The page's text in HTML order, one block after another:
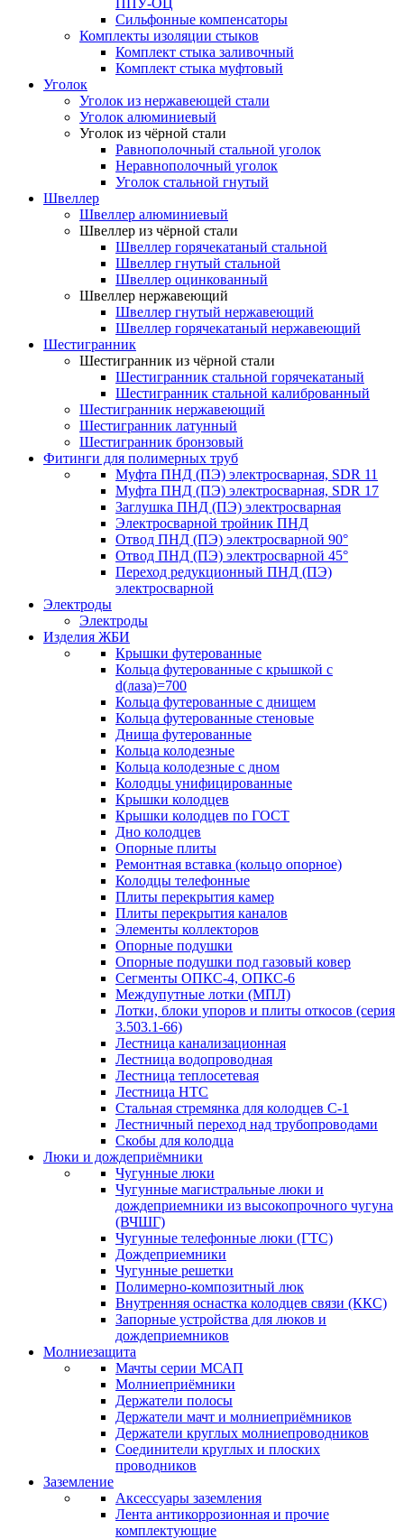
ППУ-ОЦ
Сильфонные компенсаторы
Комплекты изоляции стыков
Комплект стыка заливочный
Комплект стыка муфтовый
Уголок
Уголок из нержавеющей стали
Уголок алюминиевый
Уголок из чёрной стали
Равнополочный стальной уголок
Неравнополочный уголок
Уголок стальной гнутый
Швеллер
Швеллер алюминиевый
Швеллер из чёрной стали
Швеллер горячекатаный стальной
Швеллер гнутый стальной
Швеллер оцинкованный
Швеллер нержавеющий
Швеллер гнутый нержавеющий
Швеллер горячекатаный нержавеющий
Шестигранник
Шестигранник из чёрной стали
Шестигранник стальной горячекатаный
Шестигранник стальной калиброванный
Шестигранник нержавеющий
Шестигранник латунный
Шестигранник бронзовый
Фитинги для полимерных труб
Муфта ПНД (ПЭ) электросварная, SDR 11
Муфта ПНД (ПЭ) электросварная, SDR 17
Заглушка ПНД (ПЭ) электросварная
Электросварной тройник ПНД
Отвод ПНД (ПЭ) электросварной 90°
Отвод ПНД (ПЭ) электросварной 45°
Переход редукционный ПНД (ПЭ)
электросварной
Электроды
Электроды
Изделия ЖБИ
Крышки футерованные
Кольца футерованные с крышкой с
d(лаза)=700
Кольца футерованные с днищем
Кольца футерованные стеновые
Днища футерованные
Кольца колодезные
Кольца колодезные с дном
Колодцы унифицированные
Крышки колодцев
Крышки колодцев по ГОСТ
Дно колодцев
Опорные плиты
Ремонтная вставка (кольцо опорное)
Колодцы телефонные
Плиты перекрытия камер
Плиты перекрытия каналов
Элементы коллекторов
Опорные подушки
Опорные подушки под газовый ковер
Сегменты ОПКС-4, ОПКС-6
Междупутные лотки (МПЛ)
Лотки, блоки упоров и плиты откосов (серия
3.503.1-66)
Лестница канализационная
Лестница водопроводная
Лестница теплосетевая
Лестница НТС
Стальная стремянка для колодцев С-1
Лестничный переход над трубопроводами
Скобы для колодца
Люки и дождеприёмники
Чугунные люки
Чугунные магистральные люки и
дождеприемники из высокопрочного чугуна
(ВЧШГ)
Чугунные телефонные люки (ГТС)
Дождеприемники
Чугунные решетки
Полимерно-композитный люк
Внутренняя оснастка колодцев связи (ККС)
Запорные устройства для люков и
дождеприемников
Молниезащита
Мачты серии МСАП
Молниеприёмники
Держатели полосы
Держатели мачт и молниеприёмников
Держатели круглых молниепроводников
Cоединители круглых и плоских
проводников
Заземление
Аксессуары заземления
Лента антикоррозионная и прочие
комплектующие